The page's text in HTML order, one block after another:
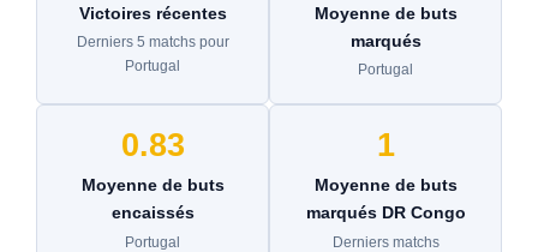
Victoires récentes
Derniers 5 matchs pour
Portugal
Moyenne de buts
marqués
Portugal
0.83
Moyenne de buts
encaissés
Portugal
1
Moyenne de buts
marqués DR Congo
Derniers matchs